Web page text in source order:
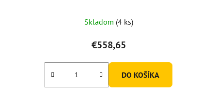
Skladom (4 ks)
€558,65
DO KOŠÍKA